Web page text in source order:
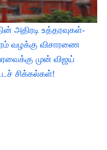
அதிரடி உத்தரவுகள்-
வழக்கு விசாரணை
முன் விஜய்
சிக்கல்கள்!